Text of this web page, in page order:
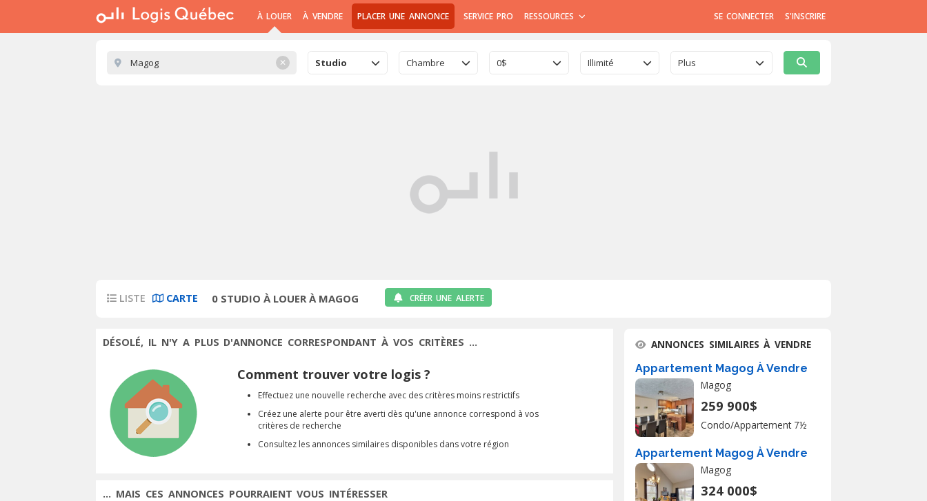
À LOUER À VENDRE PLACER UNE ANNONCE SERVICE PRO RESSOURCES SE CONNECTER S'INSCRIRE
✕ Studio Chambre 0$ Illimité Plus
LISTE CARTE 0 STUDIO À LOUER À MAGOG CRÉER UNE ALERTE
DÉSOLÉ, IL N'Y A PLUS D'ANNONCE CORRESPONDANT À VOS CRITÈRES ...
Comment trouver votre logis ?
Effectuez une nouvelle recherche avec des critères moins restrictifs
Créez une alerte pour être averti dès qu'une annonce correspond à vos
critères de recherche
Consultez les annonces similaires disponibles dans votre région
... MAIS CES ANNONCES POURRAIENT VOUS INTÉRESSER
ANNONCES SIMILAIRES À VENDRE
Appartement Magog À Vendre
Magog
259 900$
Condo/Appartement 7½
Appartement Magog À Vendre
Magog
324 000$